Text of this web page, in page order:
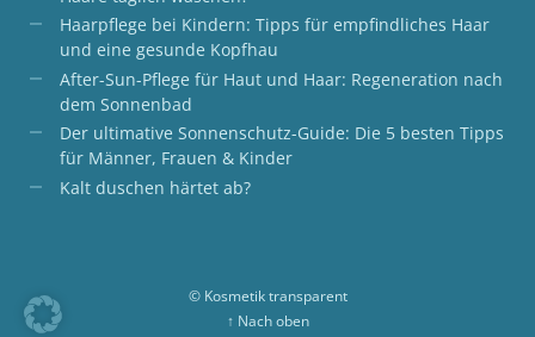
Haarpflege bei Kindern: Tipps für empfindliches Haar
und eine gesunde Kopfhau
After-Sun-Pflege für Haut und Haar: Regeneration nach
dem Sonnenbad
Der ultimative Sonnenschutz-Guide: Die 5 besten Tipps
für Männer, Frauen & Kinder
Kalt duschen härtet ab?
© Kosmetik transparent
↑ Nach oben